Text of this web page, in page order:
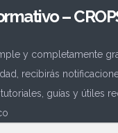
–
y completamente
recibirás
guías y útiles